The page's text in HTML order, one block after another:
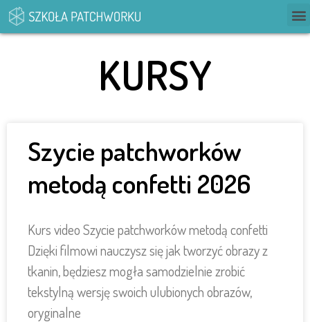
KURSY
Szycie patchworków
metodą confetti 2026
Kurs video Szycie patchworków metodą confetti
Dzięki filmowi nauczysz się jak tworzyć obrazy z
tkanin, będziesz mogła samodzielnie zrobić
tekstylną wersję swoich ulubionych obrazów,
oryginalne